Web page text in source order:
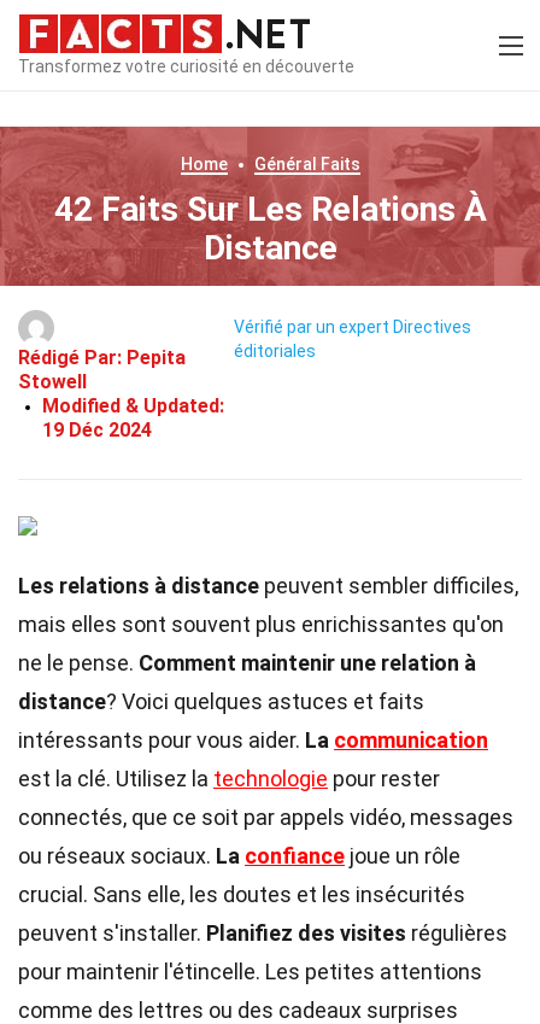
Transformez votre curiosité en découverte
Home Général Faits
42 Faits Sur Les Relations À
Distance
Rédigé Par: Pepita
Stowell
Modified & Updated:
19 Déc 2024
Vérifié par un expert Directives
éditoriales
Les relations à distance peuvent sembler difficiles,
mais elles sont souvent plus enrichissantes qu'on
ne le pense. Comment maintenir une relation à
distance? Voici quelques astuces et faits
intéressants pour vous aider. La communication
est la clé. Utilisez la technologie pour rester
connectés, que ce soit par appels vidéo, messages
ou réseaux sociaux. La confiance joue un rôle
crucial. Sans elle, les doutes et les insécurités
peuvent s'installer. Planifiez des visites régulières
pour maintenir l'étincelle. Les petites attentions
comme des lettres ou des cadeaux surprises